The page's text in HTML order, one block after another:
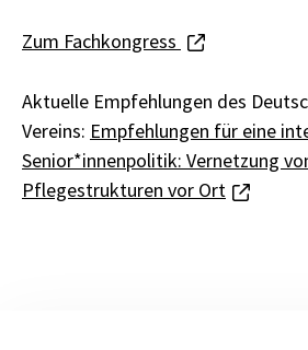
Zum Fachkongress
Aktuelle Empfehlungen des
Vereins: Empfehlungen für eine
Senior*innenpolitik: Vernetzung
Pflegestrukturen vor Ort